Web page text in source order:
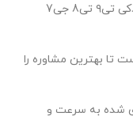
تامین کامل قطعات یدکی تی۹ تی8 جی7
تا بهترین مشاوره را
شده به سرعت و